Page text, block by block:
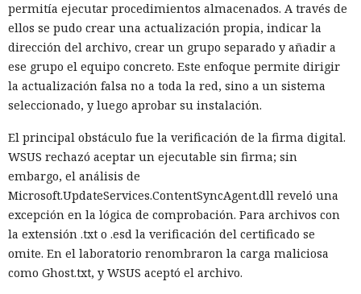
permitía ejecutar procedimientos almacenados. A través de
ellos se pudo crear una actualización propia, indicar la
dirección del archivo, crear un grupo separado y añadir a
ese grupo el equipo concreto. Este enfoque permite dirigir
la actualización falsa no a toda la red, sino a un sistema
seleccionado, y luego aprobar su instalación.
El principal obstáculo fue la verificación de la firma digital.
WSUS rechazó aceptar un ejecutable sin firma; sin
embargo, el análisis de
Microsoft.UpdateServices.ContentSyncAgent.dll reveló una
excepción en la lógica de comprobación. Para archivos con
la extensión .txt o .esd la verificación del certificado se
omite. En el laboratorio renombraron la carga maliciosa
como Ghost.txt, y WSUS aceptó el archivo.